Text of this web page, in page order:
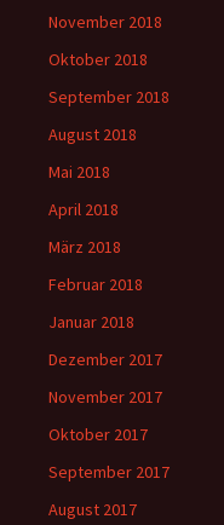
November 2018
Oktober 2018
September 2018
August 2018
Mai 2018
April 2018
März 2018
Februar 2018
Januar 2018
Dezember 2017
November 2017
Oktober 2017
September 2017
August 2017